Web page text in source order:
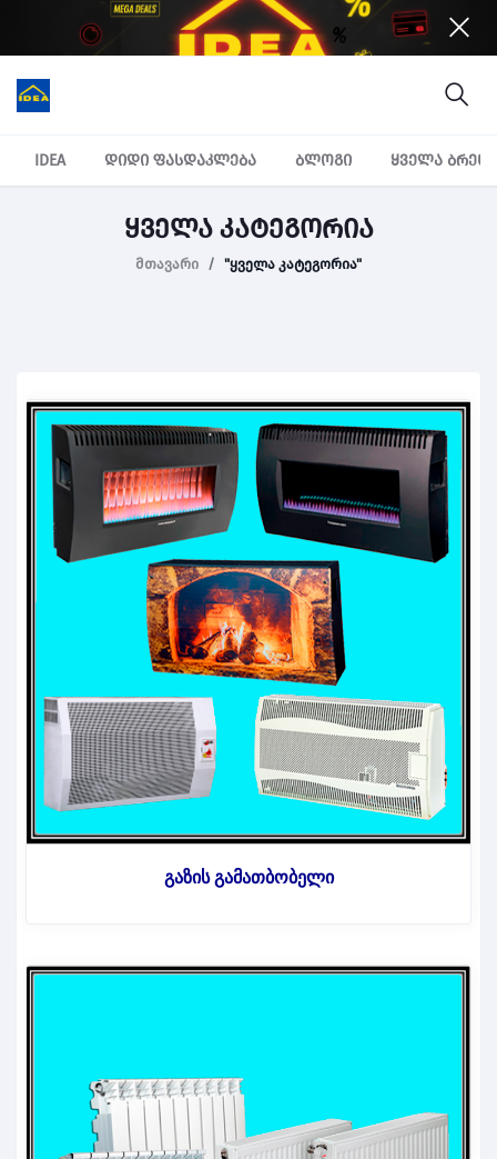
IDEA დიდი ფასდაკლება ბლოგი ყველა
ყველა კატეგორია
მთავარი "ყველა კატეგორია"
გაზის გამათბობელი